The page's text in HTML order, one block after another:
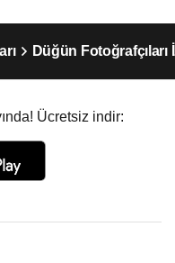
Düğün Fotoğrafçıları
Ücretsiz indir: